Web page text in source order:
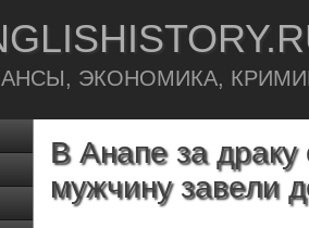
ЭКОНОМИКА,
В Анапе за
мужчину завели